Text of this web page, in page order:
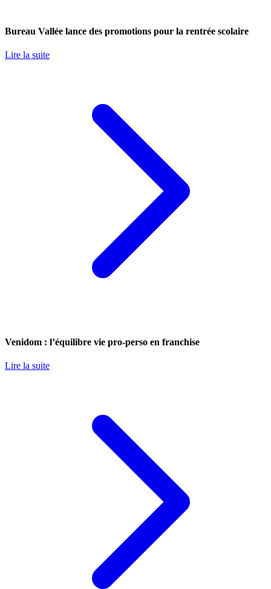
Bureau Vallée lance des promotions pour la rentrée scolaire
Lire la suite
Venidom : l’équilibre vie pro-perso en franchise
Lire la suite